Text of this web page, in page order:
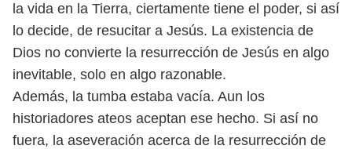
la vida en la Tierra, ciertamente tiene el poder, si así
lo decide, de resucitar a Jesús. La existencia de
Dios no convierte la resurrección de Jesús en algo
inevitable, solo en algo razonable.
Además, la tumba estaba vacía. Aun los
historiadores ateos aceptan ese hecho. Si así no
fuera, la aseveración acerca de la resurrección de